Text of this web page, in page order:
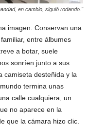
en cambio, siguió rodando."
imagen. Conservan una
entre álbumes
a botar, suele
sonríen junto a sus
camiseta desteñida y la
termina unas
calle cualquiera, un
no aparece en la
que la cámara hizo clic.